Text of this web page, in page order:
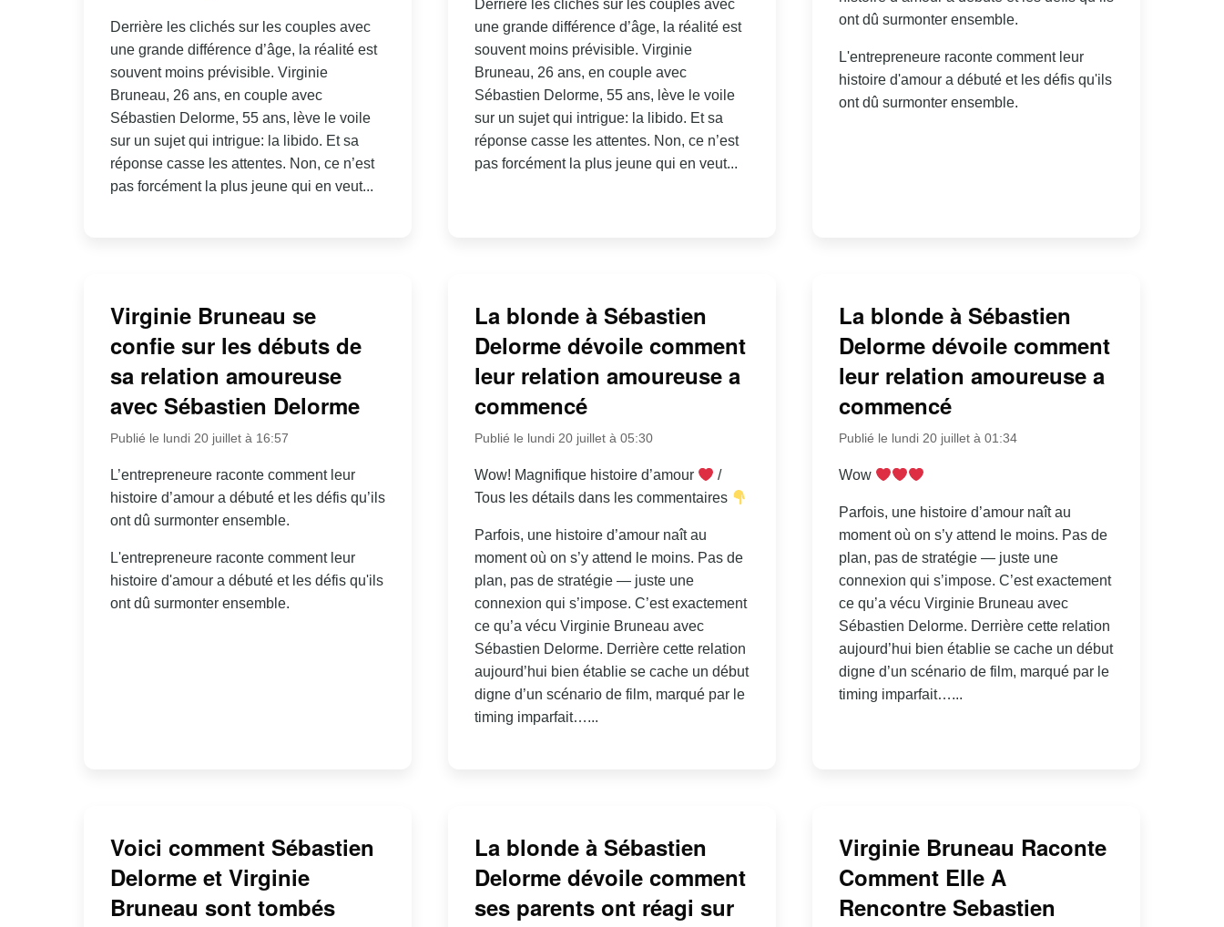
Derrière les clichés sur les couples avec
une grande différence d’âge, la réalité est
souvent moins prévisible. Virginie
Bruneau, 26 ans, en couple avec
Sébastien Delorme, 55 ans, lève le voile
sur un sujet qui intrigue: la libido. Et sa
réponse casse les attentes. Non, ce n’est
pas forcément la plus jeune qui en veut...
Derrière les clichés sur les couples avec
une grande différence d’âge, la réalité est
souvent moins prévisible. Virginie
Bruneau, 26 ans, en couple avec
Sébastien Delorme, 55 ans, lève le voile
sur un sujet qui intrigue: la libido. Et sa
réponse casse les attentes. Non, ce n’est
pas forcément la plus jeune qui en veut...
ont dû surmonter ensemble.
L'entrepreneure raconte comment leur
histoire d'amour a débuté et les défis qu'ils
ont dû surmonter ensemble.
Virginie Bruneau se
confie sur les débuts de
sa relation amoureuse
avec Sébastien Delorme
Publié le lundi 20 juillet à 16:57
L’entrepreneure raconte comment leur
histoire d’amour a débuté et les défis qu’ils
ont dû surmonter ensemble.
L'entrepreneure raconte comment leur
histoire d'amour a débuté et les défis qu'ils
ont dû surmonter ensemble.
La blonde à Sébastien
Delorme dévoile comment
leur relation amoureuse a
commencé
Publié le lundi 20 juillet à 05:30
Wow! Magnifique histoire d’amour
/
Tous les détails dans les commentaires
Parfois, une histoire d’amour naît au
moment où on s’y attend le moins. Pas de
plan, pas de stratégie — juste une
connexion qui s’impose. C’est exactement
ce qu’a vécu Virginie Bruneau avec
Sébastien Delorme. Derrière cette relation
aujourd’hui bien établie se cache un début
digne d’un scénario de film, marqué par le
timing imparfait…...
La blonde à Sébastien
Delorme dévoile comment
leur relation amoureuse a
commencé
Publié le lundi 20 juillet à 01:34
Wow
Parfois, une histoire d’amour naît au
moment où on s’y attend le moins. Pas de
plan, pas de stratégie — juste une
connexion qui s’impose. C’est exactement
ce qu’a vécu Virginie Bruneau avec
Sébastien Delorme. Derrière cette relation
aujourd’hui bien établie se cache un début
digne d’un scénario de film, marqué par le
timing imparfait…...
Voici comment Sébastien
Delorme et Virginie
Bruneau sont tombés
La blonde à Sébastien
Delorme dévoile comment
ses parents ont réagi sur
Virginie Bruneau Raconte
Comment Elle A
Rencontre Sebastien